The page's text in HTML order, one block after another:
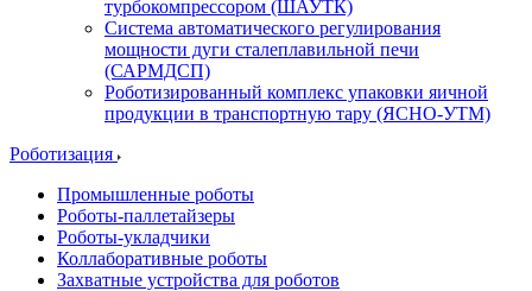
турбокомпрессором (ШАУТК)
Система автоматического регулирования
мощности дуги сталеплавильной печи
(САРМДСП)
Роботизированный комплекс упаковки яичной
продукции в транспортную тару (ЯСНО-УТМ)
Роботизация
Промышленные роботы
Роботы-паллетайзеры
Роботы-укладчики
Коллаборативные роботы
Захватные устройства для роботов